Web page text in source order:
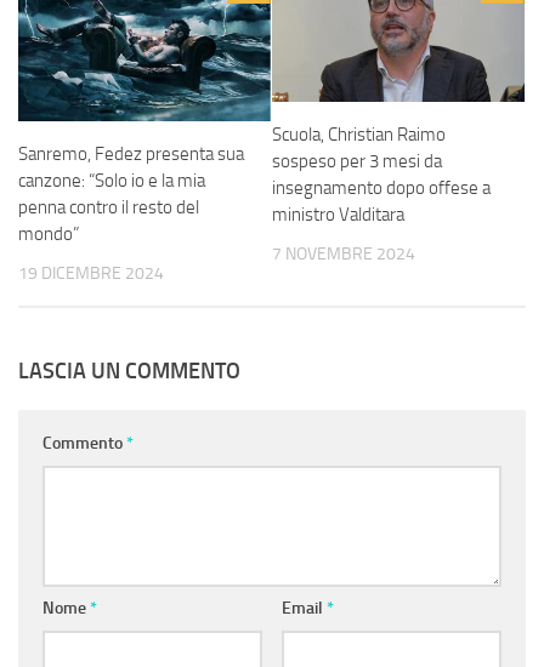
Sanremo, Fedez presenta sua
canzone: “Solo io e la mia
penna contro il resto del
mondo”
19 DICEMBRE 2024
Scuola, Christian Raimo
sospeso per 3 mesi da
insegnamento dopo offese a
ministro Valditara
7 NOVEMBRE 2024
LASCIA UN COMMENTO
Commento*
Nome* Email *